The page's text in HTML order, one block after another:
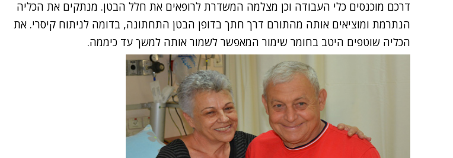
דרכם מוכנסים כלי העבודה וכן מצלמה המשדרת לרופאים את חלל הבטן. מנתקים את הכליה
הנתרמת ומוציאים אותה מהתורם דרך חתך בדופן הבטן התחתונה, בדומה לניתוח קיסרי. את
הכליה שוטפים היטב בחומר שימור המאפשר לשמור אותה למשך עד כיממה.